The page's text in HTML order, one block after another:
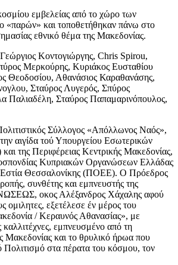
εμβελείας από το χώρο των
«παρών» και τοποθετήθηκαν πάνω στο
εθνικό θέμα της Μακεδονίας.
Κοντογιώργης, Chris Spirou,
Μερκούρης, Κυριάκος Ευσταθίου
Θεοδοσίου, Αθανάσιος Καραθανάσης,
Σταύρος Λυγερός, Σπύρος
Παλιαδέλη, Σταύρος Παπαμαρινόπουλος,
Σύλλογος «Απόλλωνος Ναός»,
αιγίδα τού Υπουργείου Εσωτερικών
της Περιφέρειας Κεντρικής Μακεδονίας,
Κυπριακών Οργανώσεων Ελλάδας
Θεσσαλονίκης (ΠΟΕΕ). Ο Πρόεδρος
συνθέτης και εμπνευστής της
οκος Αλέξανδρος Χάχαλης αφού
ομιλητες, εξετέλεσε έν μέρος του
/ Κεραυνός Αθανασίας», με
εμπνευσμένο από τη
Μακεδονίας και το θρυλικό ήρωα που
Πολιτισμό στα πέρατα του κόσμου, τον